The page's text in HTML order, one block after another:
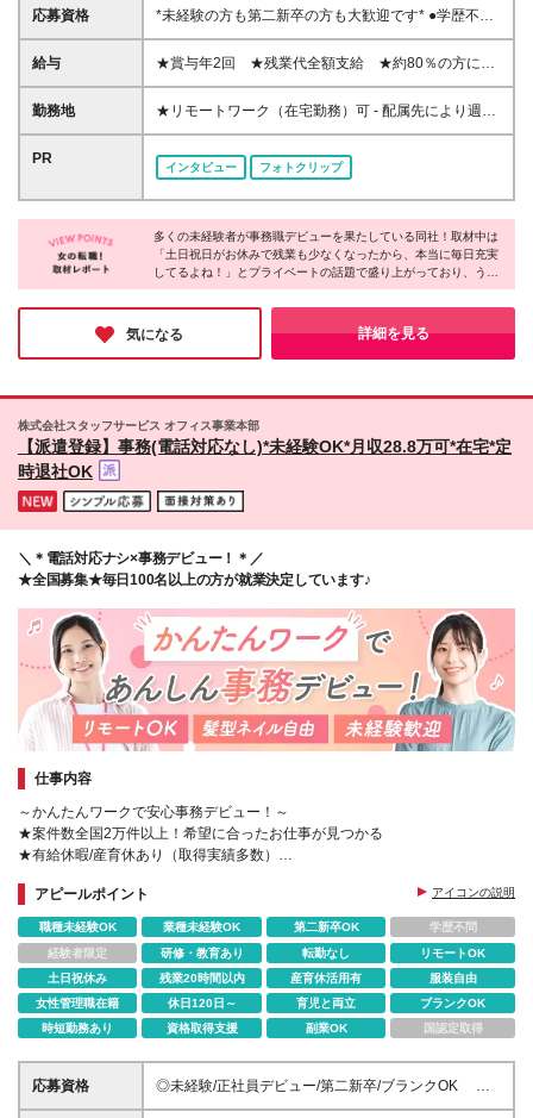
応募資格
*未経験の方も第二新卒の方も大歓迎です* ●学歴不問
●フリーターの方も歓迎しています♪ ☆こんな方に向
いています ◆パソコンスキルを身に付けたい方 ◆大
たい方 ◆仕事とプライベートの両立をしたい方 ◆チ
ームワークを大切にしたい方
給与
★賞与年2回 ★残業代全額支給 ★約80％の方にパ
フォーマンス給(*)支給！ 【東京都】月給201,100円～
328,300円（別途賞与年2回） 【神奈川県】月給
【埼玉県】月給193,000円～314,800円（別途賞与年2
（別途賞与年2回） 【京都府】月給184,100円～
297,300円（別途賞与年2回） 【愛知県】月給
187,400円～306,300円（別途賞与年2回） 【宮城
回） 【北海道】月給176,300円～280,700円（別途賞
与年2回） (*)就業先＋当社評価により＋α手当を付与
収24万円にUP！ ☆研修期間中（3日間／所定労働時
間7時間）は、下記の通り給与を支給します 【東京
県】日給7980円 【大阪府・兵庫県・京都府】日給
8239円 【北海道】日給7525円 【宮城県】日給7266
円 【福岡県】日給7399円 ※地域により支給金額は異
なります
勤務地
★リモートワーク（在宅勤務）可 - 配属先により週1
～5日のリモートワークOK ★募集エリア｜北海道、
宮城、千葉、埼玉、東京、神奈川、愛知、京都、大
阪、兵庫、福岡で採用中 ★駅近くのオフィスで勤務
可能！お仕事帰りにグルメやショッピングも楽しめま
す 【勤務可能性のあるエリア】 東京都 ｜23区内が
メイン（恵比寿、渋谷、新宿、港区、品川、東京 な
ど） 神奈川県｜横浜市・川崎市など 埼玉県 ｜さい
たま市・川越市など 千葉県 ｜船橋市・浦安市など
北海道 ｜札幌市がメイン 愛知県 ｜名古屋周辺が
メイン 大阪府 ｜大阪市など（新大阪エリア・淀屋
橋・中之島・京橋・OBPエリア など） 兵庫県 ｜
命日比谷ファースト 14階 (変更の範囲)上記を除く当
社関連勤務地
PR
インタビュー フォトクリップ
多くの未経験者が事務職デビューを果たしている同社！取材中は
「土日祝日がお休みで残業も少なくなったから、本当に毎日充実
してるよね！」とプライベートの話題で盛り上がっており、うら
やましくなるほどでした。「プライベートもしっかり楽しみなが
ら働きたい」そんな方にオススメの職場です☆
気になる 詳細を見る
株式会社スタッフサービス オフィス事業本部
【派遣登録】事務(電話対応なし)*未経験OK*月収28.8万可*在宅*定
時退社OK
＼＊電話対応ナシ×事務デビュー！＊／
★全国募集★毎日100名以上の方が就業決定しています♪
仕事内容
～かんたんワークで安心事務デビュー！～
★案件数全国2万件以上！希望に合ったお仕事が見つかる
★有給休暇/産育休あり（取得実績多数）
アピールポイント
アイコンの説明
職種未経験OK 業種未経験OK 第二新卒OK
学歴不問
経験者限定
研修・教育あり 転勤なし
リモートOK
土日祝休み
残業20時間以内 産育休活用有
服装自由
女性管理職在籍
休日120日～ 育児と両立
ブランクOK
時短勤務あり
資格取得支援 副業OK 国認定取得
応募資格
◎未経験/正社員デビュー/第二新卒/ブランクOK ◎
高卒以上 《こんな方にピッタリです！》 ■未経験から